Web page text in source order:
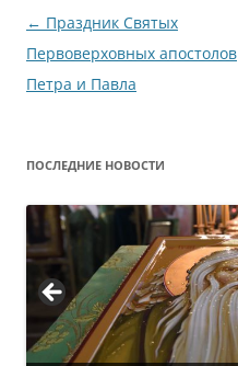
Навигация
по
записям
← Праздник Святых
Первоверховных апостолов
Петра и Павла
ПОСЛЕДНИЕ НОВОСТИ